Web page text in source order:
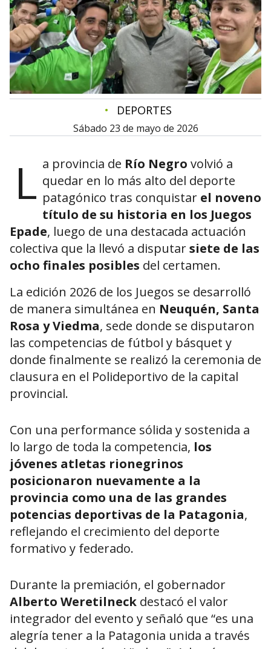
• DEPORTES
sábado 23 de mayo de 2026
L a provincia de Río Negro volvió a
quedar en lo más alto del deporte
patagónico tras conquistar el noveno
título de su historia en los Juegos
Epade, luego de una destacada actuación
colectiva que la llevó a disputarsiete de las
ocho finales posibles del certamen.
La edición 2026 de los Juegos se desarrolló
de manera simultánea en Neuquén, Santa
Rosa y Viedma, sede donde se disputaron
las competencias de fútbol y básquet y
donde finalmente se realizó la ceremonia de
clausura en el Polideportivo de la capital
provincial.
Con una performance sólida y sostenida a
lo largo de toda la competencia, los
jóvenes atletas rionegrinos
posicionaron nuevamente a la
provincia como una de las grandes
potencias deportivas de la Patagonia,
reflejando el crecimiento del deporte
formativo y federado.
Durante la premiación, el gobernador
Alberto Weretilneck destacó el valor
integrador del evento y señaló que “es una
alegría tener a la Patagonia unida a través